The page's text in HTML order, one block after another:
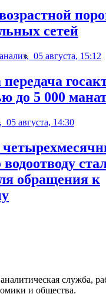
сетей
05 августа, 15:12
до 5 000
05 августа, 14:30
обращения к
служба,
и общества.